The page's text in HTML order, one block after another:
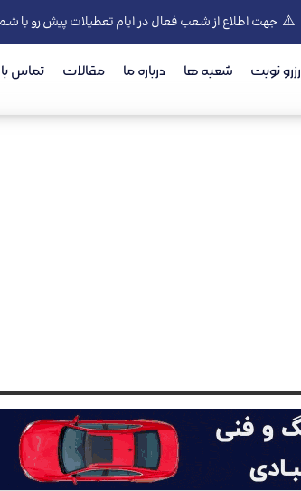
⚠️ جهت اطلاع از شعب فعال در ایام تعطیلات پیش رو با
رزرو نوبت شعبه ها درباره ما مقالات تماس